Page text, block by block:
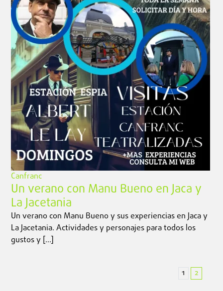
Canfranc
Un verano con Manu Bueno en Jaca y
La Jacetania
Un verano con Manu Bueno y sus experiencias en Jaca y
La Jacetania. Actividades y personajes para todos los
gustos y […]
1 2